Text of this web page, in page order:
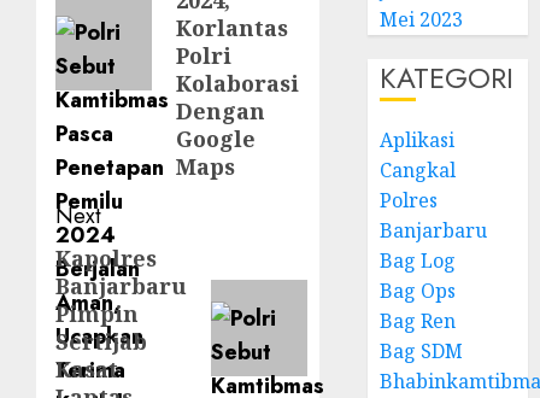
Korlantas
Polri
Kolaborasi
Dengan
Google
Maps
Next
Next
post:
Kapolres
Banjarbaru
Pimpin
Sertijab
Kasat
Mei 2023
KATEGORI
Aplikasi
Cangkal
Polres
Banjarbaru
Bag Log
Bag Ops
Bag Ren
Bag SDM